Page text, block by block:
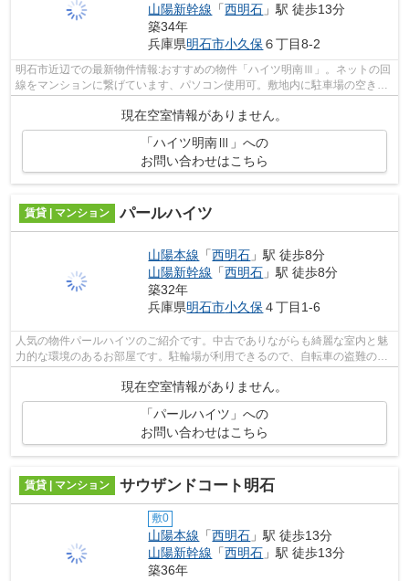
山陽新幹線 「西明石 」駅 徒歩13分
築34年
兵庫県明石市小久保６丁目8-2
明石市近辺での最新物件情報:おすすめの物件「ハイツ明南Ⅲ」。ネットの回
線をマンションに繋げています、パソコン使用可。敷地内に駐車場の空きが
ある為、車を所有している方にお薦め...
現在空室情報がありません。
「ハイツ明南Ⅲ」への
お問い合わせはこちら
賃貸 | マンション パールハイツ
山陽本線 「西明石 」駅 徒歩8分
山陽新幹線 「西明石 」駅 徒歩8分
築32年
兵庫県明石市小久保４丁目1-6
人気の物件パールハイツのご紹介です。中古でありながらも綺麗な室内と魅
力的な環境のあるお部屋です。駐輪場が利用できるので、自転車の盗難の心
現在空室情報がありません。
「パールハイツ」への
お問い合わせはこちら
賃貸 | マンション サウザンドコート明石
敷0
山陽本線 「西明石 」駅 徒歩13分
山陽新幹線 「西明石 」駅 徒歩13分
築36年